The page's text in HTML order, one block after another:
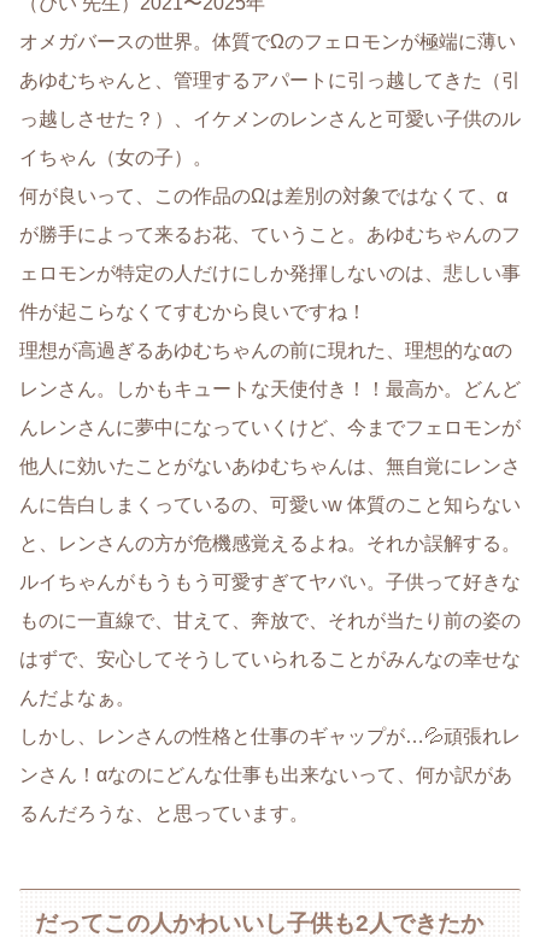
オメガバースの世界。体質でΩのフェロモンが極端に薄い
あゆむちゃんと、管理するアパートに引っ越してきた（引
っ越しさせた？）、イケメンのレンさんと可愛い子供のル
イちゃん（女の子）。
何が良いって、この作品のΩは差別の対象ではなくて、α
が勝手によって来るお花、ていうこと。あゆむちゃんのフ
ェロモンが特定の人だけにしか発揮しないのは、悲しい事
件が起こらなくてすむから良いですね！
理想が高過ぎるあゆむちゃんの前に現れた、理想的なαの
レンさん。しかもキュートな天使付き！！最高か。どんど
んレンさんに夢中になっていくけど、今までフェロモンが
他人に効いたことがないあゆむちゃんは、無自覚にレンさ
んに告白しまくっているの、可愛いw 体質のこと知らない
と、レンさんの方が危機感覚えるよね。それか誤解する。
ルイちゃんがもうもう可愛すぎてヤバい。子供って好きな
ものに一直線で、甘えて、奔放で、それが当たり前の姿の
はずで、安心してそうしていられることがみんなの幸せな
んだよなぁ。
しかし、レンさんの性格と仕事のギャップが…💦頑張れレ
ンさん！αなのにどんな仕事も出来ないって、何か訳があ
るんだろうな、と思っています。
だってこの人かわいいし子供も2人できたか